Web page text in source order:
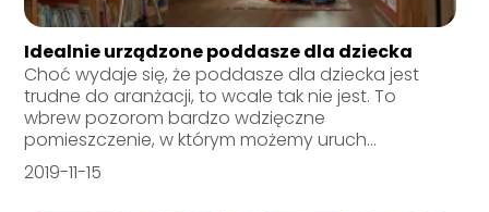
Idealnie urządzone poddasze dla dziecka
Choć wydaje się, że poddasze dla dziecka jest
trudne do aranżacji, to wcale tak nie jest. To
wbrew pozorom bardzo wdzięczne
pomieszczenie, w którym możemy uruch...
2019-11-15